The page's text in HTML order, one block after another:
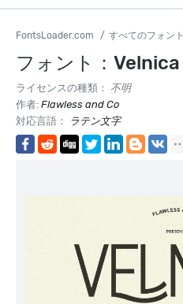
FontsLoader.com すべてのフォント
フォント：Velnica
ライセンスの種類： 不明
作者: Flawless and Co
対応言語：
ラテン文字